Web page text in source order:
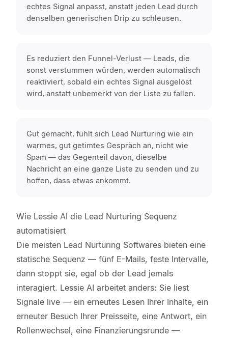
echtes Signal anpasst, anstatt jeden Lead durch
denselben generischen Drip zu schleusen.
Es reduziert den Funnel-Verlust — Leads, die
sonst verstummen würden, werden automatisch
reaktiviert, sobald ein echtes Signal ausgelöst
wird, anstatt unbemerkt von der Liste zu fallen.
Gut gemacht, fühlt sich Lead Nurturing wie ein
warmes, gut getimtes Gespräch an, nicht wie
Spam — das Gegenteil davon, dieselbe
Nachricht an eine ganze Liste zu senden und zu
hoffen, dass etwas ankommt.
Wie Lessie AI die Lead Nurturing Sequenz
automatisiert
Die meisten Lead Nurturing Softwares bieten eine
statische Sequenz — fünf E-Mails, feste Intervalle,
dann stoppt sie, egal ob der Lead jemals
interagiert. Lessie AI arbeitet anders: Sie liest
Signale live — ein erneutes Lesen Ihrer Inhalte, ein
erneuter Besuch Ihrer Preisseite, eine Antwort, ein
Rollenwechsel, eine Finanzierungsrunde —